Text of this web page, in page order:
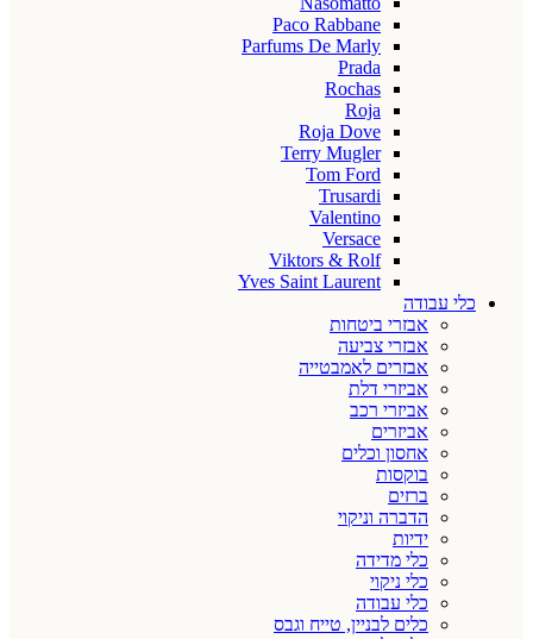
Paco Rabbane
Parfums De Marly
Prada
Rochas
Roja
Roja Dove
Terry Mugler
Tom Ford
Trusardi
Valentino
Versace
Viktors & Rolf
Yves Saint Laurent
כלי עבודה
אבזרי ביטחות
אבזרי צביעה
אבזרים לאמבטייה
אביזרי דלת
אביזרי רכב
אביזרים
אחסון וכלים
בוקסות
ברזים
הדברה וניקוי
ידיות
כלי מדידה
כלי ניקוי
כלי עבודה
כלים לבניין, טייח וגבס